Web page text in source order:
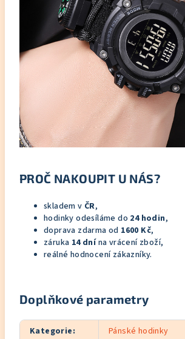
PROČ NAKOUPIT U NÁS?
skladem v ČR,
hodinky odesíláme do 24 hodin,
doprava zdarma od 1600 Kč,
záruka 14 dnína vrácení zboží,
reálné hodnocení zákazníky.
Doplňkové parametry
Kategorie: Pánské hodinky